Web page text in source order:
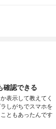
確認できる
表示して教えてく
しがちでスマホを
ともあったんです